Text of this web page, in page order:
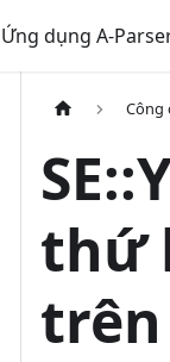
Ứng dụng A-
Công
thứ
trên